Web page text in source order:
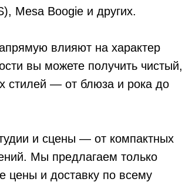
Mesa Boogie и других.
влияют на характер
вы можете получить чистый,
стилей — от блюза и рока до
и сцены — от компактных
Мы предлагаем только
цены и доставку по всему